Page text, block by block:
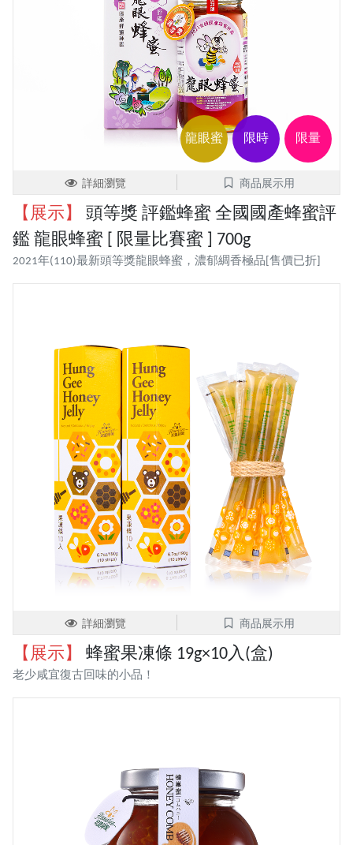
限量
限時
龍眼蜜
詳細瀏覽 商品展示用
【展示】
頭等獎 評鑑蜂蜜 全國國產蜂蜜評
鑑 龍眼蜂蜜 [ 限量比賽蜜 ] 700g
2021年(110)最新頭等獎龍眼蜂蜜，濃郁綢香極品[售價已折]
詳細瀏覽 商品展示用
【展示】 蜂蜜果凍條 19g×10入(盒)
老少咸宜復古回味的小品！